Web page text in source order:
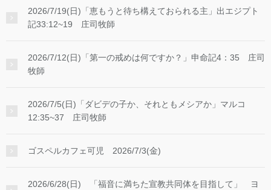
2026/7/19(日)「恵もうと待ち構えておられる主」出エジプト
記33:12~19 庄司牧師
2026/7/12(日)「第一の戒めは何ですか？」申命記4：35 庄司
牧師
2026/7/5(日)「ダビデの子か、それともメシアか」マルコ
12:35~37 庄司牧師
ゴスペルカフェ可児 2026/7/3(金)
2026/6/28(日) 「福音に満ちた宣教共同体を目指して」 ヨ